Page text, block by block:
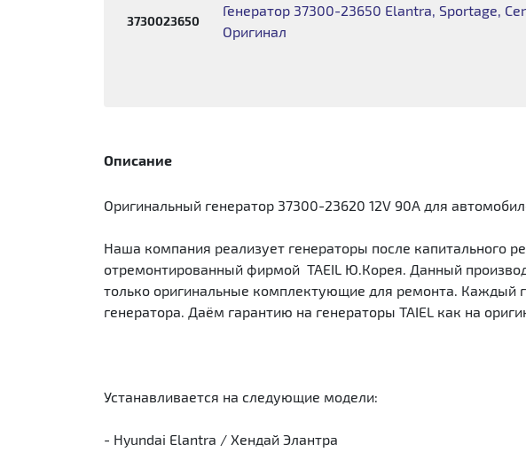
3730023650
Генератор 37300-23650 Elantra, Sportage,
Оригинал
Описание
Оригинальный генератор 37300-23620 12V 90A для
Наша компания реализует генераторы после капитального
отремонтированный фирмой TAEIL Ю.Корея. Данный
только оригинальные комплектующие для ремонта. Каждый
генератора. Даём гарантию на генераторы TAIEL как на
Устанавливается на следующие модели:
- Hyundai Elantra / Хендай Элантра